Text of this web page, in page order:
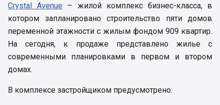
Crystal Avenue – жилой комплекс бизнес-класса, в
котором запланировано строительство пяти домов
переменной этажности с жилым фондом 909 квартир.
На сегодня, к продаже представлено жилье с
современными планировками в первом и втором
домах.
В комплексе застройщиком предусмотрено: